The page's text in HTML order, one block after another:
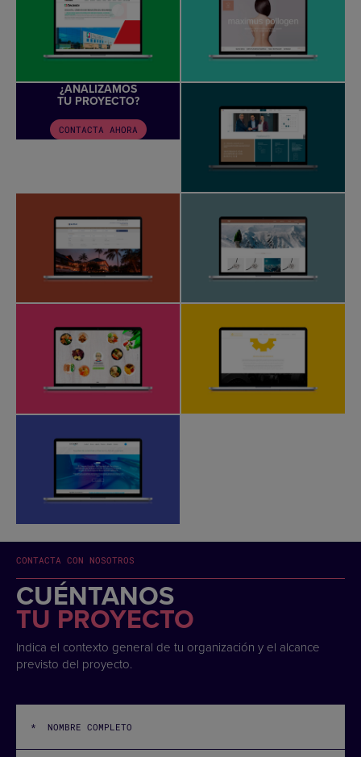
¿ANALIZAMOS
TU PROYECTO?
CONTACTA AHORA
CONTACTA CON NOSOTROS
CUÉNTANOS
TU PROYECTO
Indica el contexto general de tu organización y el alcance
previsto del proyecto.